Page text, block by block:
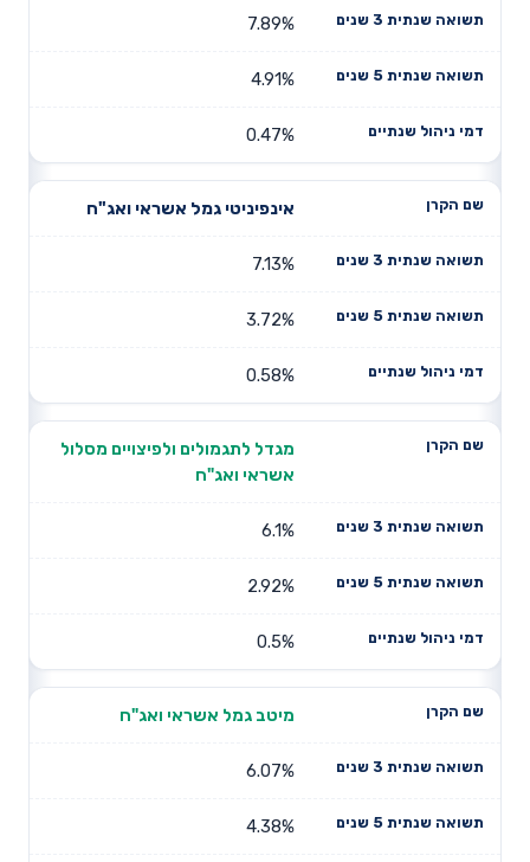
7.89%
4.91%
0.47%
אינפיניטי גמל אשראי ואג"ח
7.13%
3.72%
0.58%
מגדל לתגמולים ולפיצויים מסלול
אשראי ואג"ח
6.1%
2.92%
0.5%
מיטב גמל אשראי ואג"ח
6.07%
4.38%